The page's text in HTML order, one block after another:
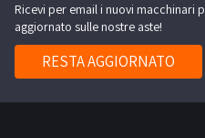
Ricevi per email i nuovi macchinari
aggiornato sulle nostre aste!
RESTA AGGIORNATO